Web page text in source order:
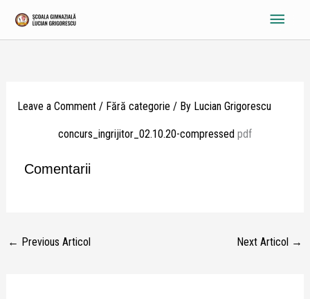
content
Main
Leave a Comment / Fără categorie / By Lucian Grigorescu
concurs_ingrijitor_02.10.20-compressed pdf
Comentarii
← Previous Articol Next Articol →